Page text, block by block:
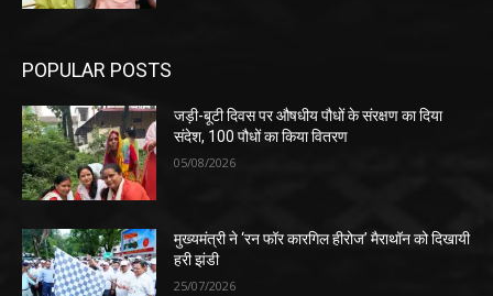
POPULAR POSTS
जड़ी-बूटी दिवस पर औषधीय पौधों के संरक्षण का दिया
संदेश, 100 पौधों का किया वितरण
05/08/2026
मुख्यमंत्री ने ‘रन फॉर कारगिल हीरोज’ मैराथॉन को दिखायी
हरी झंडी
25/07/2026